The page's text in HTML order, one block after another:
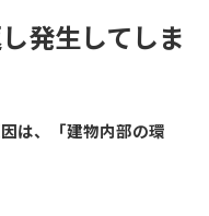
発生してしま
は、「建物内部の環